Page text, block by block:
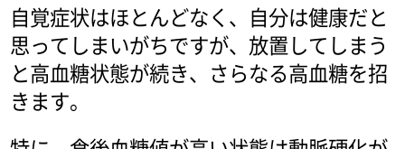
自覚症状はほとんどなく、自分は健康だと
思ってしまいがちですが、放置してしまう
と高血糖状態が続き、さらなる高血糖を招
きます。